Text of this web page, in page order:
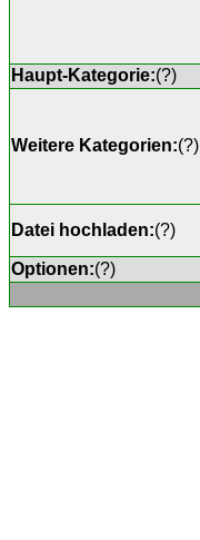
Haupt-Kategorie:(?)
Weitere Kategorien:(?)
Datei hochladen:(?)
Optionen:(?)